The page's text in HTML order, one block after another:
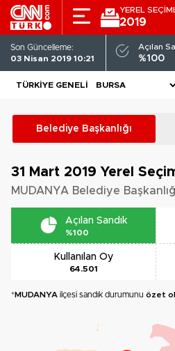
YEREL
2019
Son Güncelleme:
03 Nisan 2019 10:21
Açılan
%100
TÜRKIYE GENELI
Belediye Başkanlığı
31 Mart 2019 Yerel
MUDANYA Belediye
Açılan Sandık
%100
Kullanılan Oy
64.501
*MUDANYA ilçesi sandık durumunu özet